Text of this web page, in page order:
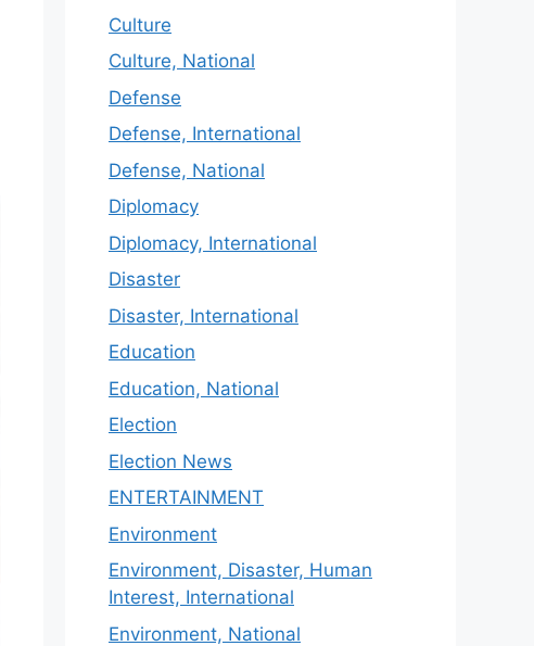
Culture
Culture, National
Defense
Defense, International
Defense, National
Diplomacy
Diplomacy, International
Disaster
Disaster, International
Education
Education, National
Election
Election News
ENTERTAINMENT
Environment
Environment, Disaster, Human
Interest, International
Environment, National